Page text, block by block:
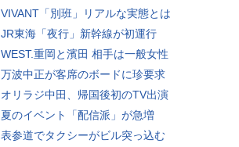
VIVANT「別班」リアルな実態とは
JR東海「夜行」新幹線が初運行
WEST.重岡と濱田 相手は一般女性
万波中正が客席のボードに珍要求
オリラジ中田、帰国後初のTV出演
夏のイベント「配信派」が急増
表参道でタクシーがビル突っ込む